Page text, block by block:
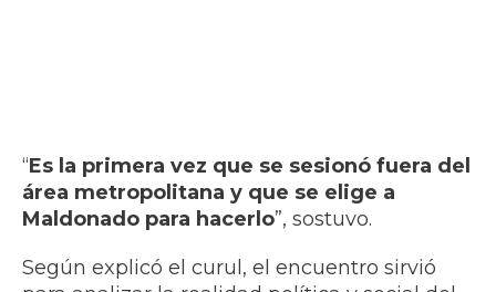
“Es la primera vez que se sesionó fuera del
área metropolitana y que se elige a
Maldonado para hacerlo”, sostuvo.
Según explicó el curul, el encuentro sirvió